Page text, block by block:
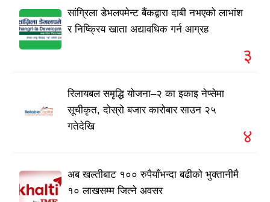
सांग्रिला डेभलपमेन्ट बैंकद्वारा दाबी नभएको लाभांश
र निष्क्रिय खाता अद्यावधिक गर्न आग्रह
३
रिलायबल समृद्धि योजना–२ का इकाइ नेप्सेमा
सूचीकृत, दोस्रो बजार कारोबार साउन २५
गतेदेखि
४
अब खल्तीबाट १०० रुपैयाँभन्दा बढीको भुक्तानीमै
१० लाखसम्म जित्ने अवसर